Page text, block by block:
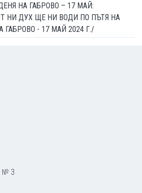
НА ГАБРОВО – 17 МАЙ:
НИ ДУХ ЩЕ НИ ВОДИ ПО ПЪТЯ НА
ГАБРОВО - 17 МАЙ 2024 Г./
№ 3